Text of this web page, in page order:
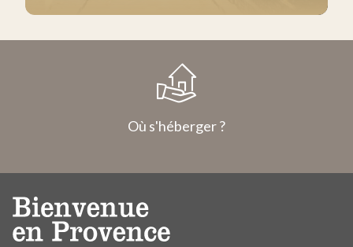
Où s'héberger ?